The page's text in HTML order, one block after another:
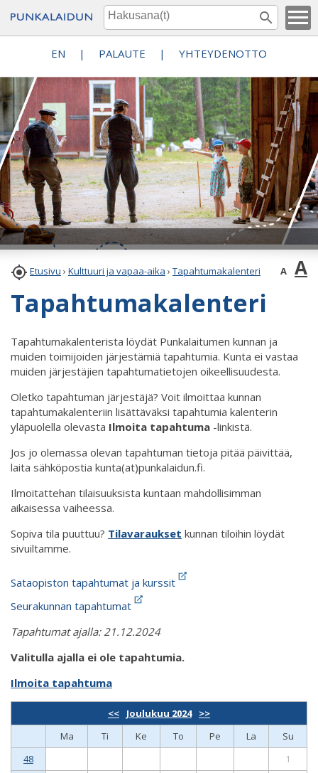
EN | PALAUTE | YHTEYDENOTTO
 Etusivu › Kulttuuri ja vapaa-aika › Tapahtumakalenteri A A
Tapahtumakalenteri
Tapahtumakalenterista löydät Punkalaitumen kunnan ja
muiden toimijoiden järjestämiä tapahtumia. Kunta ei vastaa
muiden järjestäjien tapahtumatietojen oikeellisuudesta.
Oletko tapahtuman järjestäjä? Voit ilmoittaa kunnan
tapahtumakalenteriin lisättäväksi tapahtumia kalenterin
yläpuolella olevasta Ilmoita tapahtuma -linkistä.
Jos jo olemassa olevan tapahtuman tietoja pitää päivittää,
laita sähköpostia kunta(at)punkalaidun.fi.
Ilmoitattehan tilaisuuksista kuntaan mahdollisimman
aikaisessa vaiheessa.
Sopiva tila puuttuu? Tilavaraukset kunnan tiloihin löydät
sivuiltamme.
Sataopiston tapahtumat ja kurssit
Seurakunnan tapahtumat
Tapahtumat ajalla: 21.12.2024
Valitulla ajalla ei ole tapahtumia.
Ilmoita tapahtuma
<< Joulukuu 2024
>>
Ma
Ti Ke To Pe La
Su
48
1